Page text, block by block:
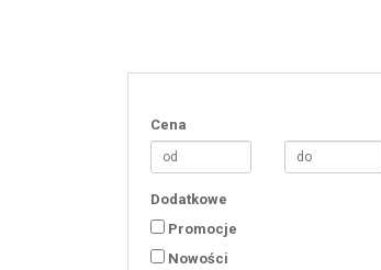
Cena
Dodatkowe
Promocje
Nowości